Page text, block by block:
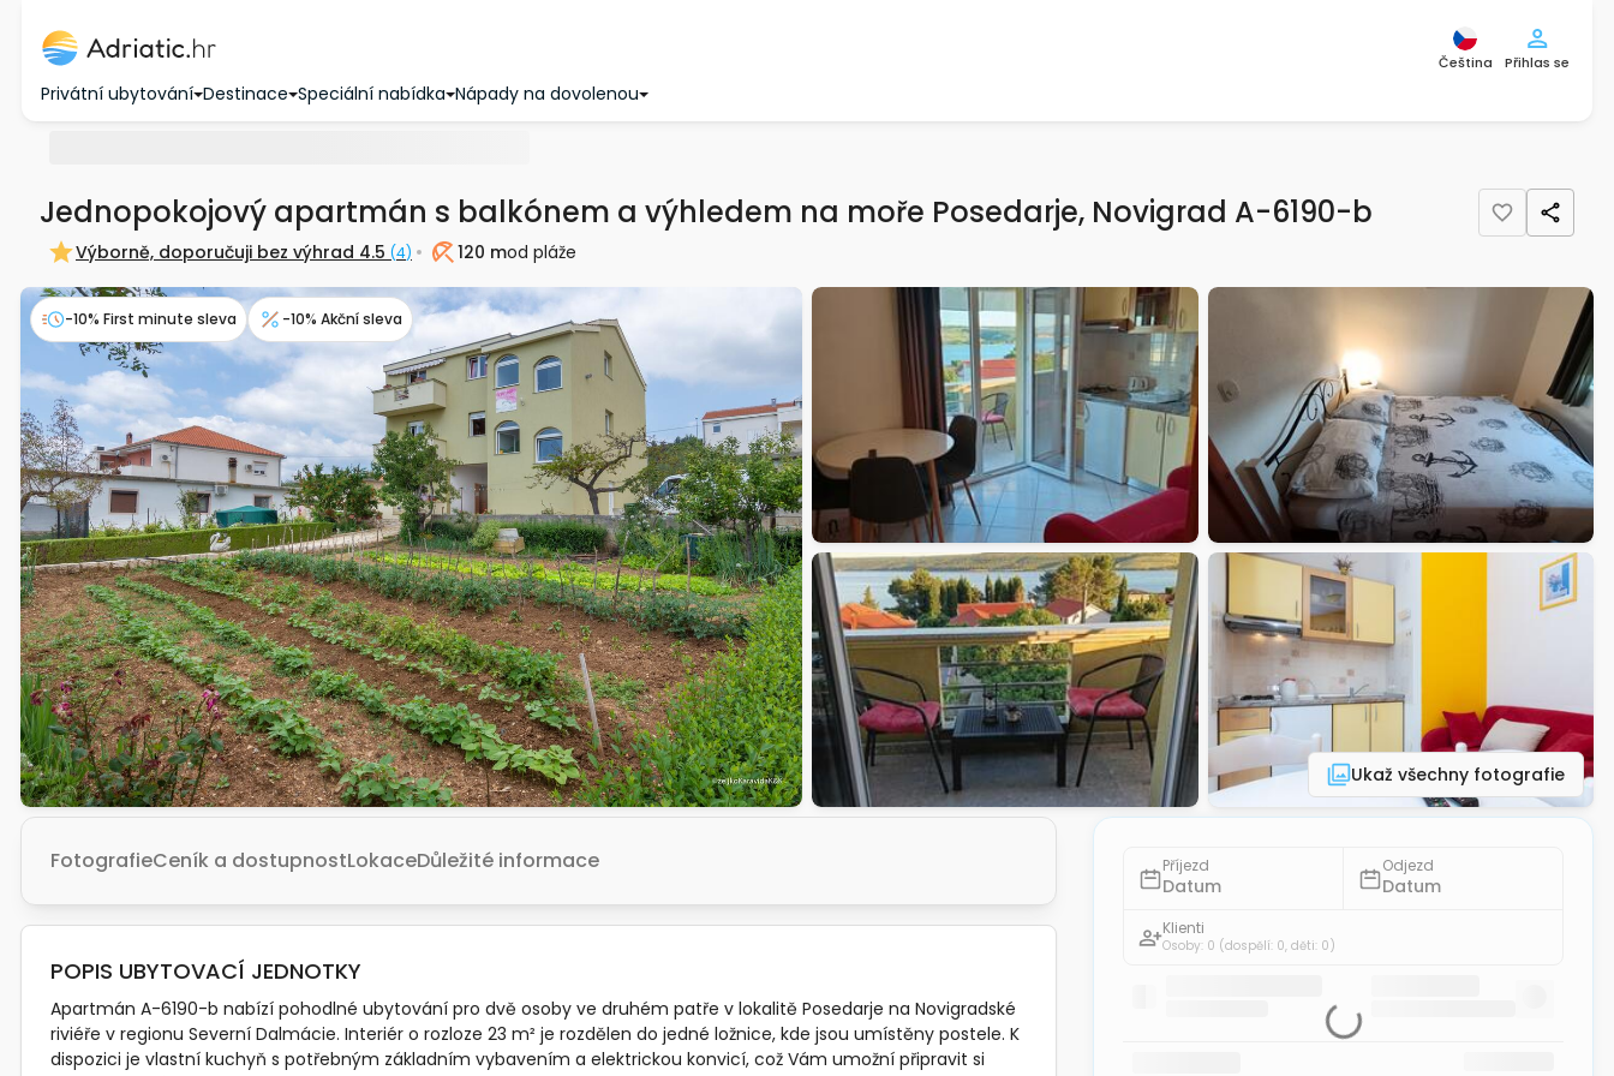
Čeština Přihlas se
Privátní ubytování Destinace Speciální nabídka Nápady na dovolenou
Jednopokojový apartmán s balkónem a výhledem na moře Posedarje, Novigrad A-6190-b
Výborně, doporučuji bez výhrad 4.5 (4) Pláž120 mod pláže
Ukaž všechny fotografie
-10% First minute sleva -10% Akční sleva
FotografieCeník a dostupnostLokaceDůležité informace
POPIS UBYTOVACÍ JEDNOTKY
Apartmán A-6190-b nabízí pohodlné ubytování pro dvě osoby ve druhém patře v lokalitě Posedarje na Novigradské
riviéře v regionu Severní Dalmácie. Interiér o rozloze 23 m² je rozdělen do jedné ložnice, kde jsou umístěny postele. K
dispozici je vlastní kuchyň s potřebným základním vybavením a elektrickou konvicí, což Vám umožní připravit si
Příjezd
Datum
Odjezd
Datum
Klienti
Osoby: 0 (dospělí: 0, děti: 0)